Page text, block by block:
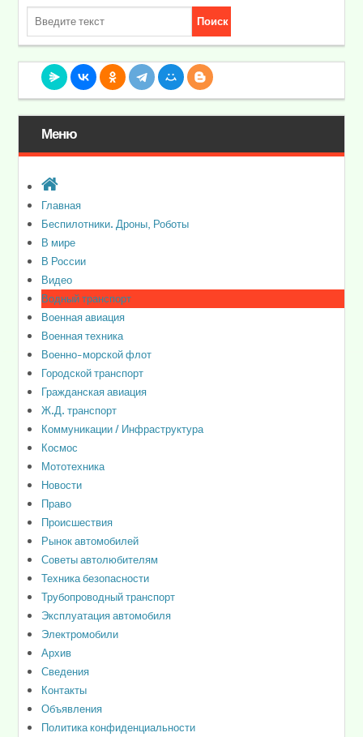
Меню
Главная
Беспилотники. Дроны, Роботы
В мире
В России
Видео
Водный транспорт
Военная авиация
Военная техника
Военно-морской флот
Городской транспорт
Гражданская авиация
Ж.Д. транспорт
Коммуникации / Инфраструктура
Космос
Мототехника
Новости
Право
Происшествия
Рынок автомобилей
Советы автолюбителям
Техника безопасности
Трубопроводный транспорт
Эксплуатация автомобиля
Электромобили
Архив
Сведения
Контакты
Объявления
Политика конфиденциальности